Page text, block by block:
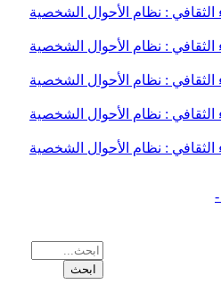
الثقافي : نظام الأحوال الشخصية
الثقافي : نظام الأحوال الشخصية
الثقافي : نظام الأحوال الشخصية
الثقافي : نظام الأحوال الشخصية
الثقافي : نظام الأحوال الشخصية
-